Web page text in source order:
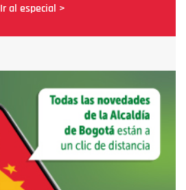
Ir al especial >